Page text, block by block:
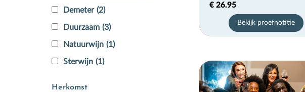
Demeter (2)
Duurzaam (3)
Natuurwijn (1)
Sterwijn (1)
Herkomst
€ 26.95
Bekijk proefnotitie